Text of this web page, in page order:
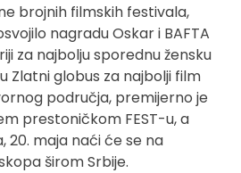
brojnih filmskih festivala,
nagradu Oskar i BAFTA
za najbolju sporednu žensku
Zlatni globus za najbolji film
područja, premijerno je
prestoničkom FEST-u, a
maja naći će se na
širom Srbije.